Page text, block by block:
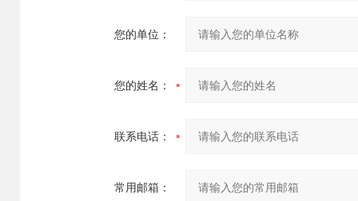
您的单位：
您的姓名：
联系电话：
常用邮箱：